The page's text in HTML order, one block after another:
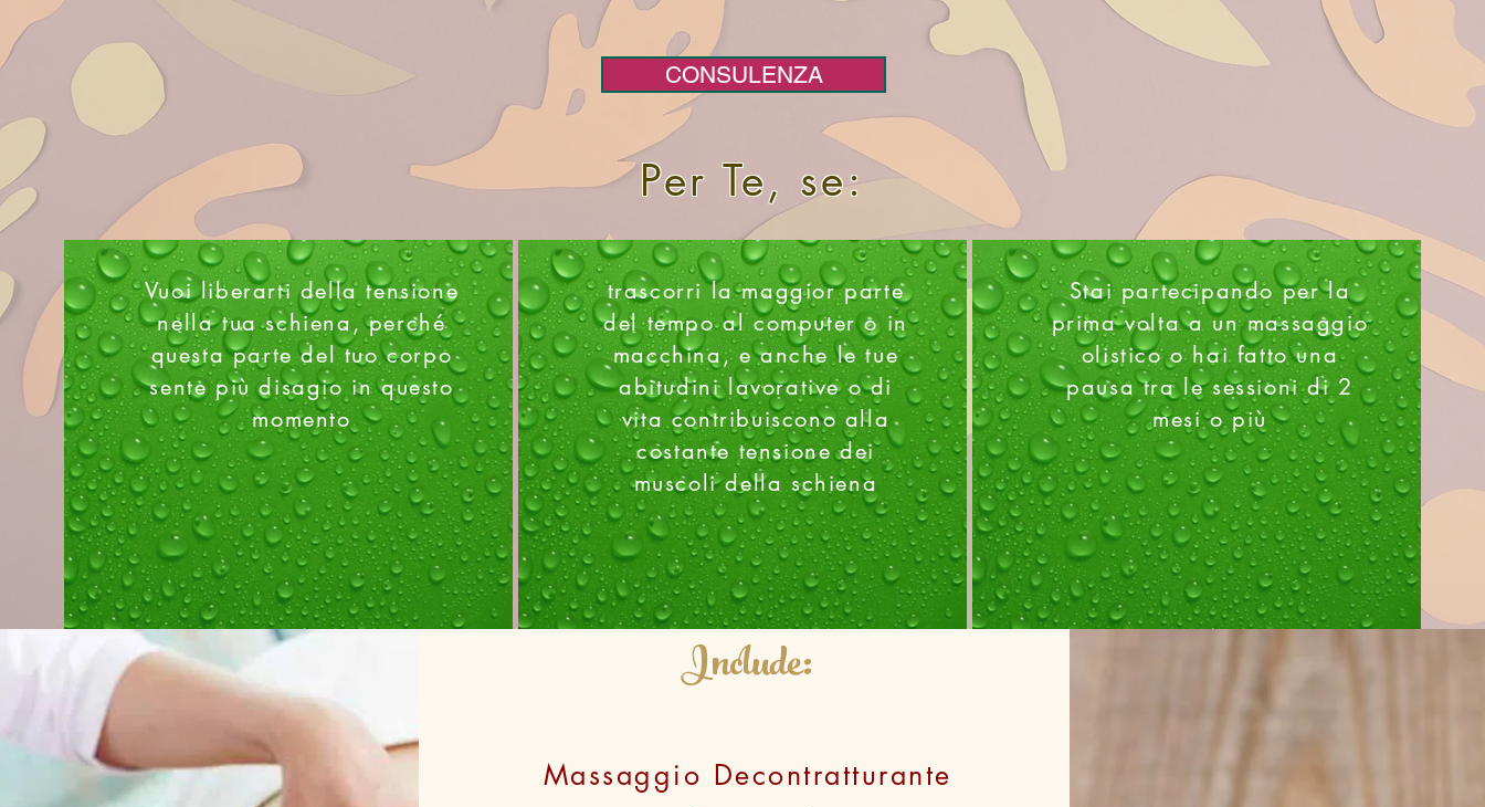
CONSULENZA
Per Te, se:
Vuoi liberarti della tensione
nella tua schiena, perché
questa parte del tuo corpo
sente più disagio in questo
momento
trascorri la maggior parte
del tempo al computer o in
macchina, e anche le tue
abitudini lavorative o di
vita contribuiscono alla
costante tensione dei
muscoli della schiena
Stai partecipando per la
prima volta a un massaggio
olistico o hai fatto una
pausa tra le sessioni di 2
mesi o più
Include:
Massaggio Decontratturante